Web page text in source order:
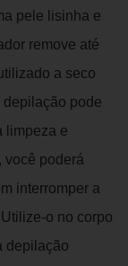
pele lisinha e
remove até
a seco
depilação pode
limpeza e
você poderá
interromper a
o no corpo
depilação